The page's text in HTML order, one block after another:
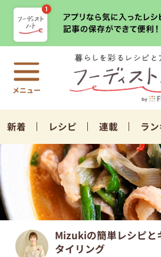
新着 レシピ 連載 ラ
Mizukiの簡単レシピと
タイリング